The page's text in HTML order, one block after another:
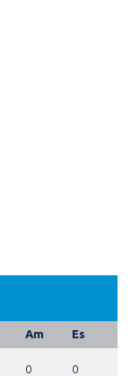
Am Es
0 0